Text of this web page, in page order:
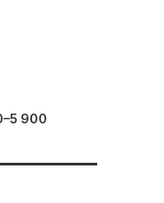
900